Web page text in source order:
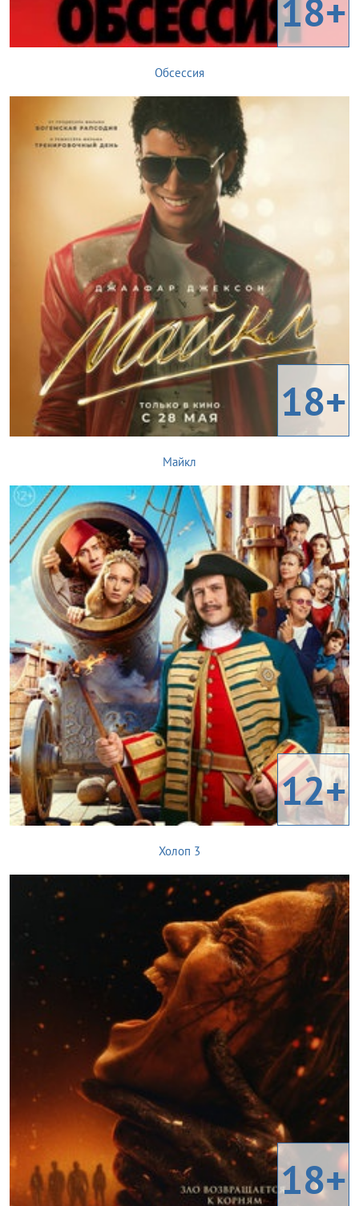
18+
Обсессия
18+
Майкл
12+
Холоп 3
18+